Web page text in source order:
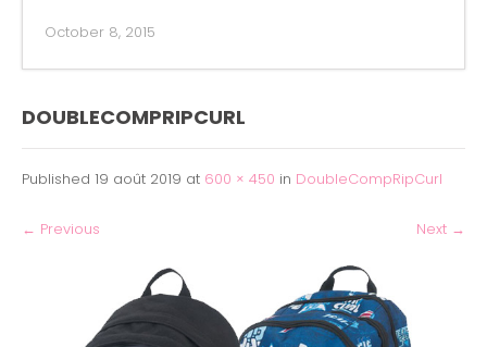
October 8, 2015
DOUBLECOMPRIPCURL
Published 19 août 2019 at 600 × 450 in DoubleCompRipCurl
← Previous Next →